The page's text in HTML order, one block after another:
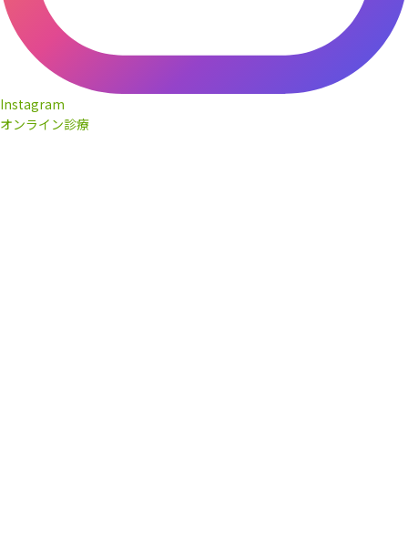
Instagram
オンライン診療